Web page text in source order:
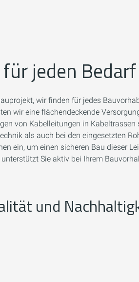
jeden Bedarf
wir finden für jedes
wir eine flächendeckende
von Kabelleitungen in
als auch bei den eingesetzten
ein, um einen sicheren Bau dieser
Sie aktiv bei Ihrem
und